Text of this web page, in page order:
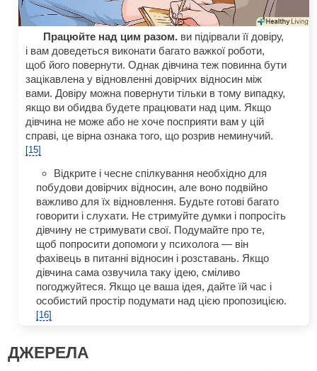
Працюйте над цим разом. ви підірвали її довіру,
і вам доведеться виконати багато важкої роботи,
щоб його повернути. Однак дівчина теж повинна бути
зацікавлена у відновленні довірчих відносин між
вами. Довіру можна повернути тільки в тому випадку,
якщо ви обидва будете працювати над цим. Якщо
дівчина не може або не хоче посприяти вам у цій
справі, це вірна ознака того, що розрив неминучий.
[15]
Відкрите і чесне спілкування необхідно для
побудови довірчих відносин, але воно подвійно
важливо для їх відновлення. Будьте готові багато
говорити і слухати. Не стримуйте думки і попросіть
дівчину не стримувати свої. Подумайте про те,
щоб попросити допомоги у психолога — він
фахівець в питанні відносин і розставань. Якщо
дівчина сама озвучила таку ідею, сміливо
погоджуйтеся. Якщо це ваша ідея, дайте їй час і
особистий простір подумати над цією пропозицією.
[16]
ДЖЕРЕЛА